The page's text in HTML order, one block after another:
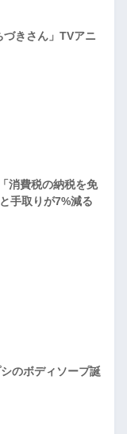
づきさん」TVアニ
消費税の納税を免
手取りが7%減る
のボディソープ誕